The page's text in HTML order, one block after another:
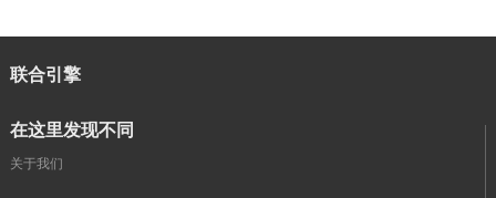
联合引擎
在这里发现不同
关于我们